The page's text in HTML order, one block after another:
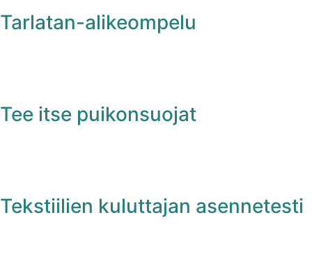
Tarlatan-alikeompelu
Tee itse puikonsuojat
Tekstiilien kuluttajan asennetesti